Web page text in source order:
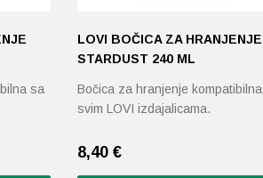
sa
LOVI BOČICA ZA HRANJENJE
STARDUST 240 ML
Bočica za hranjenje
svim LOVI izdajalicama.
8,40 €